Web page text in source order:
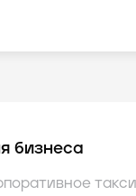
бизнеса
такси